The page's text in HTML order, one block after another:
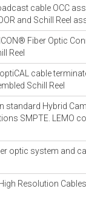
cable OCC
and Schill Reel
Fiber Optic
Reel
cable
Schill Reel
standard Hybrid
SMPTE. LEMO
optic system and
Resolution